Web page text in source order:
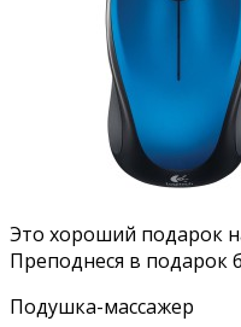
Это хороший подарок
Преподнеся в подарок
Подушка-массажер